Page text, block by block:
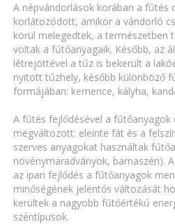
A népvándorlások korában a fűtés
korlátozódott, amikor a vándorló
körül melegedtek, a természetben
voltak a fűtőanyagaik. Később, az
létrejöttével a tűz is bekerült a
nyitott tűzhely, később különböző
formájában: kemence, kályha,
A fűtés fejlődésével a fűtőanyagok
megváltozott: eleinte fát és a
szerves anyagokat használtak
növénymaradványok, barnaszén).
az ipari fejlődés a fűtőanyagok
minőségének jelentős változását
kerültek a nagyobb fűtőértékű
széntípusok.